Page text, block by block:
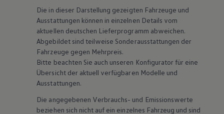
Die in dieser Darstellung gezeigten Fahrzeuge und
Ausstattungen können in einzelnen Details vom
aktuellen deutschen Lieferprogramm abweichen.
Abgebildet sind teilweise Sonderausstattungen der
Fahrzeuge gegen Mehrpreis.
Bitte beachten Sie auch unseren Konfigurator für eine
Übersicht der aktuell verfügbaren Modelle und
Ausstattungen.
Die angegebenen Verbrauchs- und Emissionswerte
beziehen sich nicht auf ein einzelnes Fahrzeug und sind